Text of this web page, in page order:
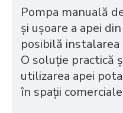
Pompa manuală
și ușoare a apei
posibilă
O soluție practică
utilizarea apei
în spații